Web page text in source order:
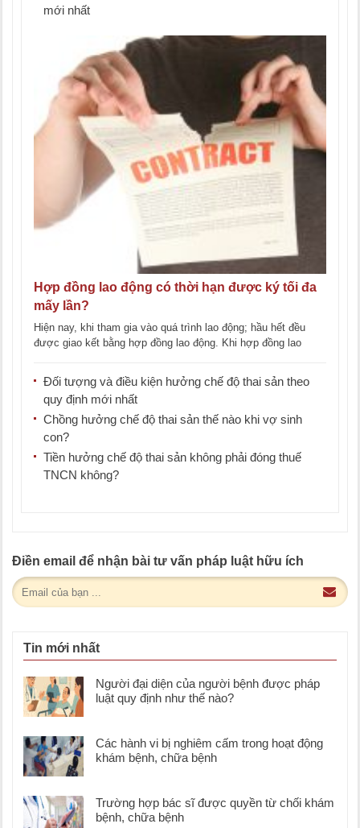
mới nhất
Hợp đồng lao động có thời hạn được ký tối đa
mấy lần?
Hiện nay, khi tham gia vào quá trình lao động; hầu hết đều
được giao kết bằng hợp đồng lao động. Khi hợp đồng lao
Đối tượng và điều kiện hưởng chế độ thai sản theo
quy định mới nhất
Chồng hưởng chế độ thai sản thế nào khi vợ sinh
con?
Tiền hưởng chế độ thai sản không phải đóng thuế
TNCN không?
Điền email để nhận bài tư vấn pháp luật hữu ích
Tin mới nhất
Người đại diện của người bệnh được pháp
luật quy định như thế nào?
Các hành vi bị nghiêm cấm trong hoạt động
khám bệnh, chữa bệnh
Trường hợp bác sĩ được quyền từ chối khám
bệnh, chữa bệnh